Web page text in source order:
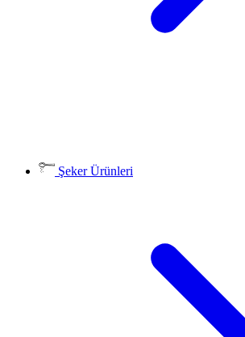
Şeker Ürünleri